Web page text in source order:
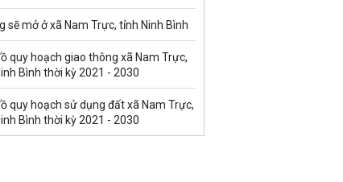
sẽ mở ở xã Nam Trực, tỉnh Ninh Bình
quy hoạch giao thông xã Nam Trực,
Bình thời kỳ 2021 - 2030
quy hoạch sử dụng đất xã Nam Trực,
Bình thời kỳ 2021 - 2030